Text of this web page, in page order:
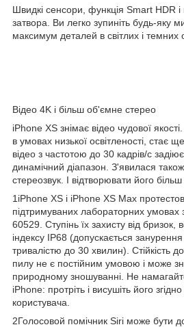
Швидкі сенсори, функція Smart HDR
затвора. Ви легко зупиніть будь-яку
максимум деталей в світлих і темних
Відео 4K і більш об'ємне стерео
iPhone XS знімає відео чудової
в умовах низької освітленості, стає
відео з частотою до 30 кадрів/с
динамічний діапазон. З'явилася
стереозвук. І відтворювати його
1iPhone XS і iPhone XS Max
підтримуваних лабораторних умовах
60529. Ступінь їх захисту від бризок,
індексу IP68 (допускається
тривалістю до 30 хвилин). Стійкість
пилу не є постійним умовою і може
природному зношуванні. Не
iPhone: протріть і висушіть його згідно
користувача.
2Голосовой помічник Siri може бути